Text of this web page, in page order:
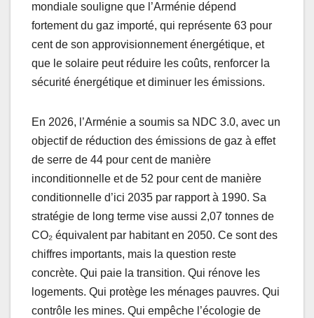
mondiale souligne que l’Arménie dépend
fortement du gaz importé, qui représente 63 pour
cent de son approvisionnement énergétique, et
que le solaire peut réduire les coûts, renforcer la
sécurité énergétique et diminuer les émissions.
En 2026, l’Arménie a soumis sa NDC 3.0, avec un
objectif de réduction des émissions de gaz à effet
de serre de 44 pour cent de manière
inconditionnelle et de 52 pour cent de manière
conditionnelle d’ici 2035 par rapport à 1990. Sa
stratégie de long terme vise aussi 2,07 tonnes de
CO₂ équivalent par habitant en 2050. Ce sont des
chiffres importants, mais la question reste
concrète. Qui paie la transition. Qui rénove les
logements. Qui protège les ménages pauvres. Qui
contrôle les mines. Qui empêche l’écologie de